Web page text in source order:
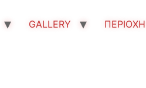
GALLERY